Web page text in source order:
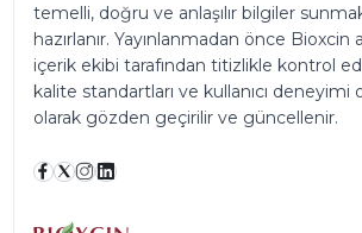
temelli, doğru ve anlaşılır bilgiler
hazırlanır. Yayınlanmadan önce Bioxcin
içerik ekibi tarafından titizlikle kontrol
kalite standartları ve kullanıcı deneyimi
olarak gözden geçirilir ve güncellenir.